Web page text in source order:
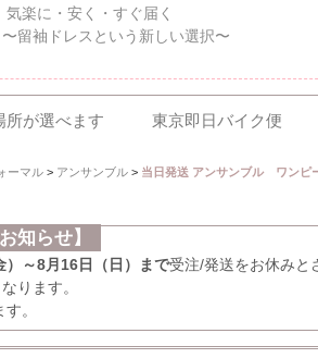
楽に・安く・すぐ届く
留袖ドレスという新しい選択〜
所が選べます 東京即日バイク便
ーマル> アンサンブル> 当日発送 アンサンブル ワンピ
知らせ】
）～8月16日（日）まで受注/発送をお休みと
ります。
。